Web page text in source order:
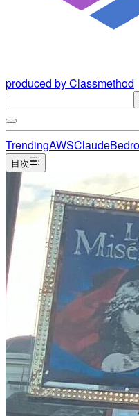
produced by Classmethod
TrendingAWSClaude
目次